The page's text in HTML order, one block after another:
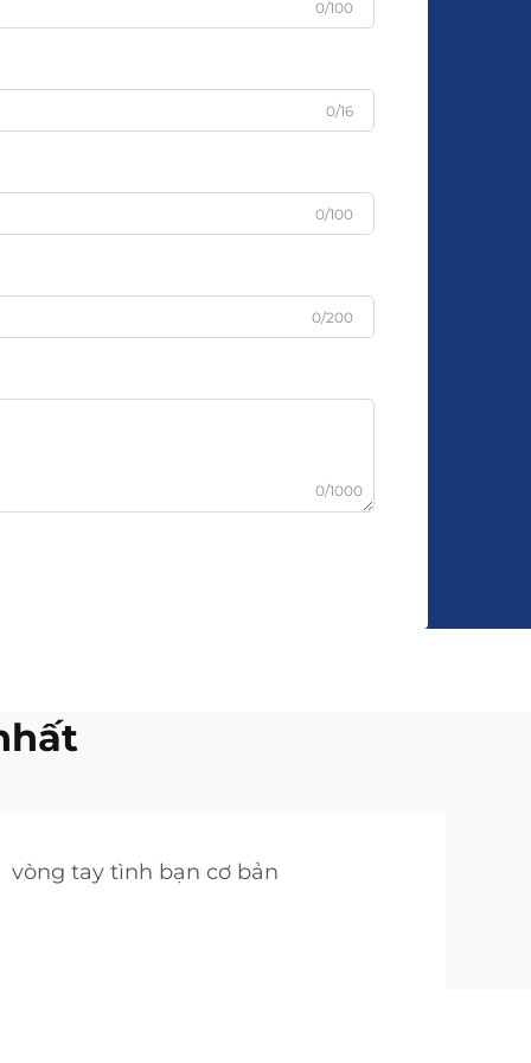
0/100
0/16
0/100
0/200
0/1000
vòng tay tình bạn cơ bản